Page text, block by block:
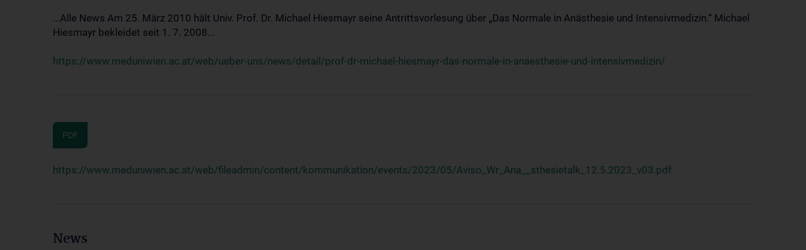
...Alle News Am 25. März 2010 hält Univ. Prof. Dr. Michael Hiesmayr seine Antrittsvorlesung über „Das Normale in Anästhesie und Intensivmedizin.“ Michael
Hiesmayr bekleidet seit 1. 7. 2008...
https://www.meduniwien.ac.at/web/ueber-uns/news/detail/prof-dr-michael-hiesmayr-das-normale-in-anaesthesie-und-intensivmedizin/
PDF
https://www.meduniwien.ac.at/web/fileadmin/content/kommunikation/events/2023/05/Aviso_Wr_Ana__sthesietalk_12.5.2023_v03.pdf
News